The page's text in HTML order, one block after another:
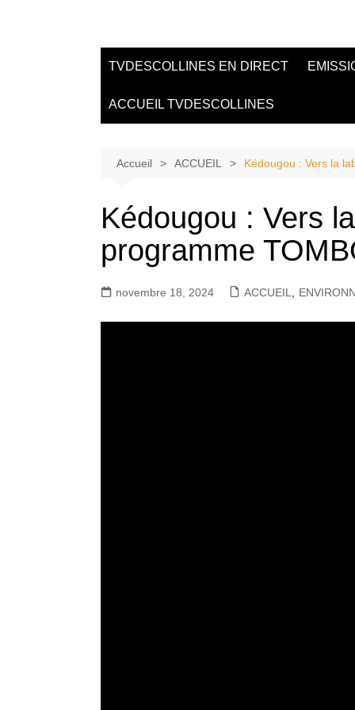
TVDESCOLLINES EN DIRECT
ACCUEIL TVDESCOLLINES
Accueil ACCUEIL Kédougou : Vers la
Kédougou : Vers
programme
novembre 18, 2024 ACCUEIL